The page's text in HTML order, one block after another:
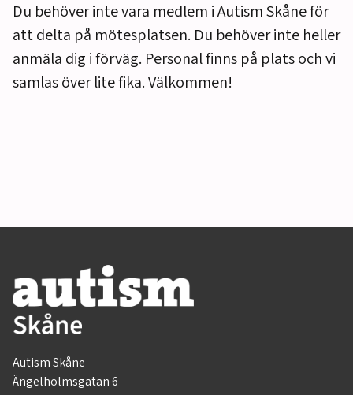
Du behöver inte vara medlem i Autism Skåne för
att delta på mötesplatsen. Du behöver inte heller
anmäla dig i förväg. Personal finns på plats och vi
samlas över lite fika. Välkommen!
Autism Skåne
Ängelholmsgatan 6